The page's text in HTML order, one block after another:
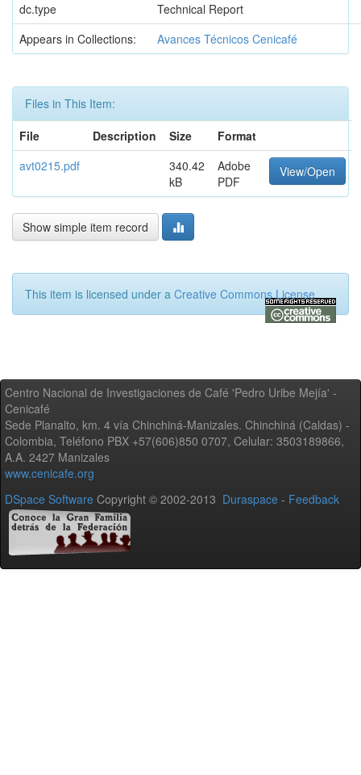
dc.type
Technical Report
Appears in Collections:
Avances Técnicos Cenicafé
Files in This Item:
File
Description Size
Format
avt0215.pdf
340.42
kB
Adobe
PDF
View/Open
Show simple item record
This item is licensed under a Creative Commons License
Centro Nacional de Investigaciones de Café 'Pedro Uribe Mejía' -
Cenicafé
Sede Planalto, km. 4 vía Chinchiná-Manizales. Chinchiná (Caldas) -
Colombia, Teléfono PBX +57(606)850 0707, Celular: 3503189866,
A.A. 2427 Manizales
www.cenicafe.org
DSpace Software Copyright © 2002-2013 Duraspace - Feedback